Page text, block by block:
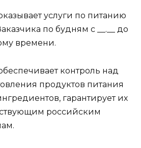
услуги по питанию
по будням с __.__ до
времени.
контроль над
продуктов питания
гарантирует их
российским